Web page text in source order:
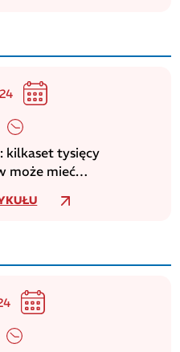
kilkaset tysięcy
może mieć